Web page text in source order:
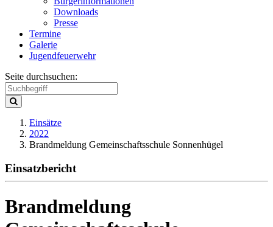
Downloads
Presse
Termine
Galerie
Jugendfeuerwehr
Seite durchsuchen:
Einsätze
2022
Brandmeldung Gemeinschaftsschule Sonnenhügel
Einsatzbericht
Brandmeldung